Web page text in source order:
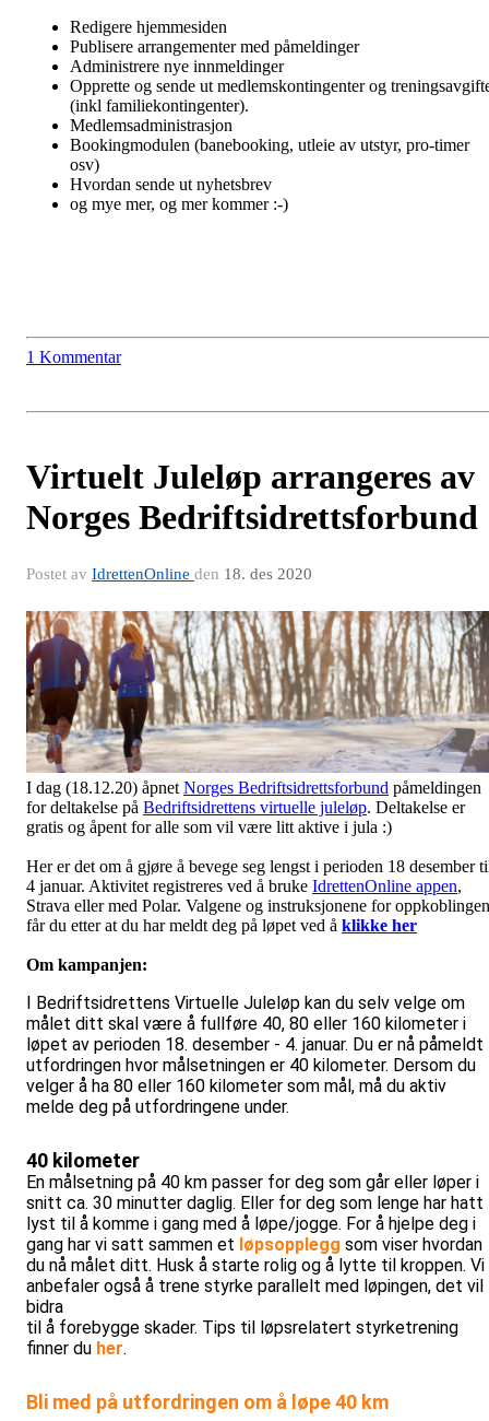
Redigere hjemmesiden
Publisere arrangementer med påmeldinger
Administrere nye innmeldinger
Opprette og sende ut medlemskontingenter og
(inkl familiekontingenter).
Medlemsadministrasjon
Bookingmodulen (banebooking, utleie av utstyr, pro-timer
osv)
Hvordan sende ut nyhetsbrev
og mye mer, og mer kommer :-)
1 Kommentar
Virtuelt Juleløp arrangeres av
Norges Bedriftsidrettsforbund
Postet av IdrettenOnline den 18. des 2020
I dag (18.12.20) åpnetNorges Bedriftsidrettsforbund påmeldingen
for deltakelse på Bedriftsidrettens virtuelle juleløp. Deltakelse er
gratis og åpent for alle som vil være litt aktive i jula :)
Her er det om å gjøre å bevege seg lengst i perioden 18 desember
4 januar. Aktivitet registreres ved å bruke IdrettenOnline appen,
Strava eller med Polar. Valgene og instruksjonene for oppkoblingen
får du etter at du har meldt deg på løpet ved å klikke her
Om kampanjen:
I Bedriftsidrettens Virtuelle Juleløp kan du selv velge om
målet ditt skal være å fullføre 40, 80 eller 160 kilometer i
løpet av perioden 18. desember - 4. januar. Du er nå påmeldt
utfordringen hvor målsetningen er 40 kilometer. Dersom du
velger å ha 80 eller 160 kilometer som mål, må du aktiv
melde deg på utfordringene under.
40 kilometer
En målsetning på 40 km passer for deg som går eller løper i
snitt ca. 30 minutter daglig. Eller for deg som lenge har hatt
lyst til å komme i gang med å løpe/jogge. For å hjelpe deg i
gang har vi satt sammen et løpsopplegg som viser hvordan
du nå målet ditt. Husk å starte rolig og å lytte til kroppen. Vi
anbefaler også å trene styrke parallelt med løpingen, det vil
bidra
til å forebygge skader. Tips til løpsrelatert styrketrening
finner du her.
Bli med på utfordringen om å løpe 40 km